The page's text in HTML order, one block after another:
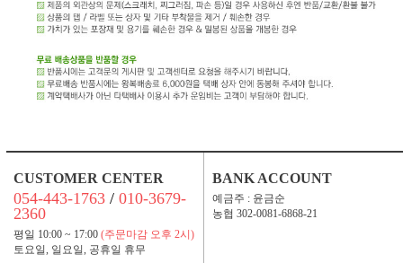
CUSTOMER CENTER
054-443-1763 / 010-3679-
2360
평일 10:00 ~ 17:00 (주문마감 오후 2시)
토요일, 일요일, 공휴일 휴무
BANK ACCOUNT
예금주 : 윤금순
농협 302-0081-6868-21